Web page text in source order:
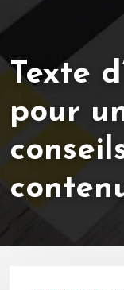
Texte
pour